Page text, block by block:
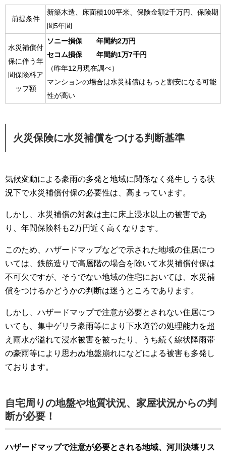
前提条件
新築木造、床面積100平米、保険金額2千万円、保険期
間5年間
水災補償付
保に伴う年
間保険料ア
ップ額
ソニー損保 年間約2万円
セコム損保 年間約1万7千円
（昨年12月現在調べ）
マンションの場合は水災補償はもっと割安になる可能
性が高い
火災保険に水災補償をつける判断基準
気候変動による豪雨の多発と地域に関係なく発生しうる状
況下で水災補償付保の必要性は、高まっています。
しかし、水災補償の対象は主に床上浸水以上の被害であ
り、年間保険料も2万円近く高くなります。
このため、ハザードマップなどで示された地域の住居につ
いては、鉄筋造りで高層階の場合を除いて水災補償付保は
不可欠ですが、そうでない地域の住宅においては、水災補
償をつけるかどうかの判断は迷うところであります。
しかし、ハザードマップで注意が必要とされない住居につ
いても、集中ゲリラ豪雨等により下水道管の処理能力を超
え雨水が溢れて浸水被害を被ったり、うち続く線状降雨帯
の豪雨等により思わぬ地盤崩れになどによる被害も多発し
ております。
自宅周りの地盤や地質状況、家屋状況からの判
断が必要！
ハザードマップで注意が必要とされる地域、河川決壊リス